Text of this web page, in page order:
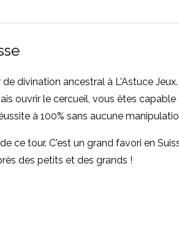
divination ancestral à L'Astuce
ouvrir le cercueil, vous êtes
à 100% sans aucune
ce tour. C'est un grand favori en
des petits et des grands !